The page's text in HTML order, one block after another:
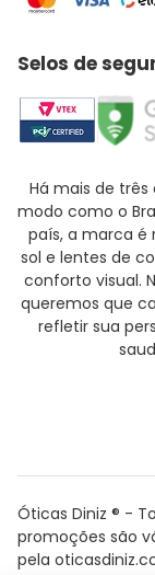
Selos de
Há mais de
modo como o
país, a marca é
sol e lentes de
conforto visual.
queremos que
refletir sua
Óticas Diniz ® -
promoções são
pela